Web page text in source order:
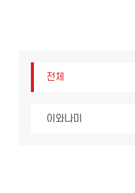
전체
이와나미